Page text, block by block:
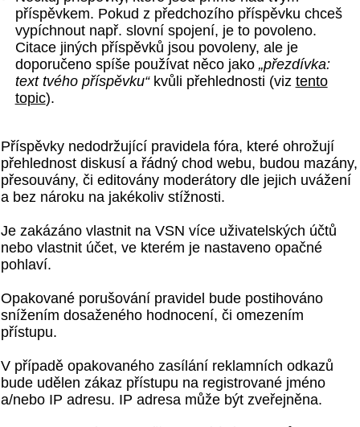
příspěvkem. Pokud z předchozího příspěvku chceš
vypíchnout např. slovní spojení, je to povoleno.
Citace jiných příspěvků jsou povoleny, ale je
doporučeno spíše používat něco jako „přezdívka:
text tvého příspěvku“kvůli přehlednosti (viz tento
topic).
Příspěvky nedodržující pravidela fóra, které ohrožují
přehlednost diskusí a řádný chod webu, budou mazány,
přesouvány, či editovány moderátory dle jejich uvážení
a bez nároku na jakékoliv stížnosti.
Je zakázáno vlastnit na VSN více uživatelských účtů
nebo vlastnit účet, ve kterém je nastaveno opačné
pohlaví.
Opakované porušování pravidel bude postihováno
snížením dosaženého hodnocení, či omezením
přístupu.
V případě opakovaného zasílání reklamních odkazů
bude udělen zákaz přístupu na registrované jméno
a/nebo IP adresu. IP adresa může být zveřejněna.